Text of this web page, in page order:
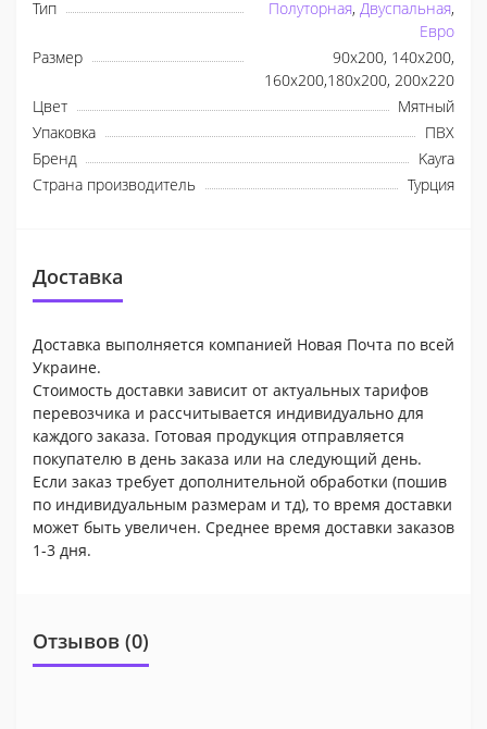
Тип
Полуторная, Двуспальная,
Евро
Размер
90x200, 140x200,
160x200,180x200, 200x220
Цвет
Мятный
Упаковка
ПВХ
Бренд
Kayra
Страна производитель
Турция
Доставка
Доставка выполняется компанией Новая Почта по всей
Украине.
Стоимость доставки зависит от актуальных тарифов
перевозчика и рассчитывается индивидуально для
каждого заказа. Готовая продукция отправляется
покупателю в день заказа или на следующий день.
Если заказ требует дополнительной обработки (пошив
по индивидуальным размерам и тд), то время доставки
может быть увеличен. Среднее время доставки заказов
1-3 дня.
Отзывов (0)